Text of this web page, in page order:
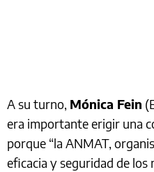
A su turno, Mónica Fein
era importante erigir una
porque “la ANMAT,
eficacia y seguridad de los